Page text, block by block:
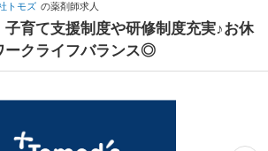
トモズ の薬剤師求人
子育て支援制度や研修制度充実♪お休
ークライフバランス◎